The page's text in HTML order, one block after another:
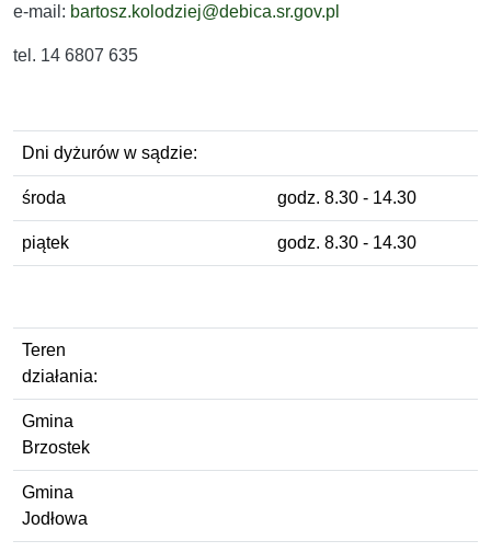
e-mail: bartosz.kolodziej@debica.sr.gov.pl
tel. 14 6807 635
Dni dyżurów w sądzie:
środa godz. 8.30 - 14.30
piątek godz. 8.30 - 14.30
Teren
działania:
Gmina
Brzostek
Gmina
Jodłowa